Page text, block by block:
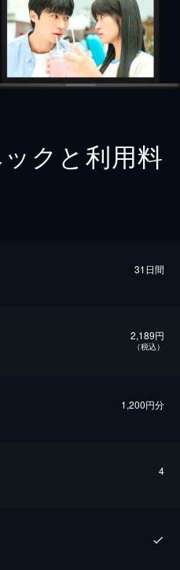
クと利用料
31日間
2,189円
（税込）
1,200円分
4